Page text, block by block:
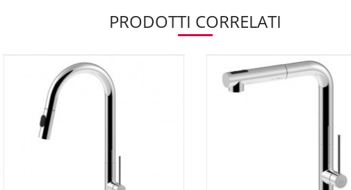
PRODOTTI CORRELATI